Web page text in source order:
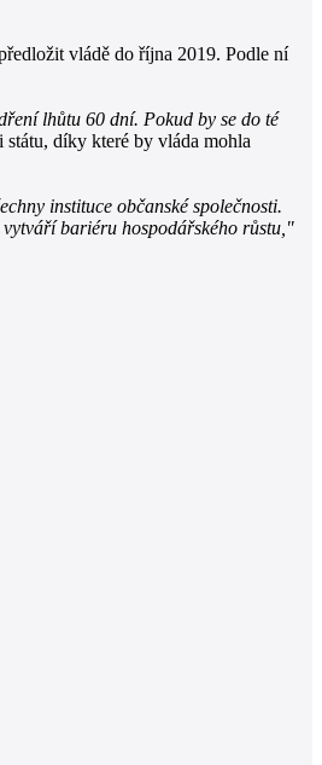
vládě do října 2019. Podle ní
lhůtu 60 dní. Pokud by se do té
díky které by vláda mohla
instituce občanské společnosti.
bariéru hospodářského růstu,"